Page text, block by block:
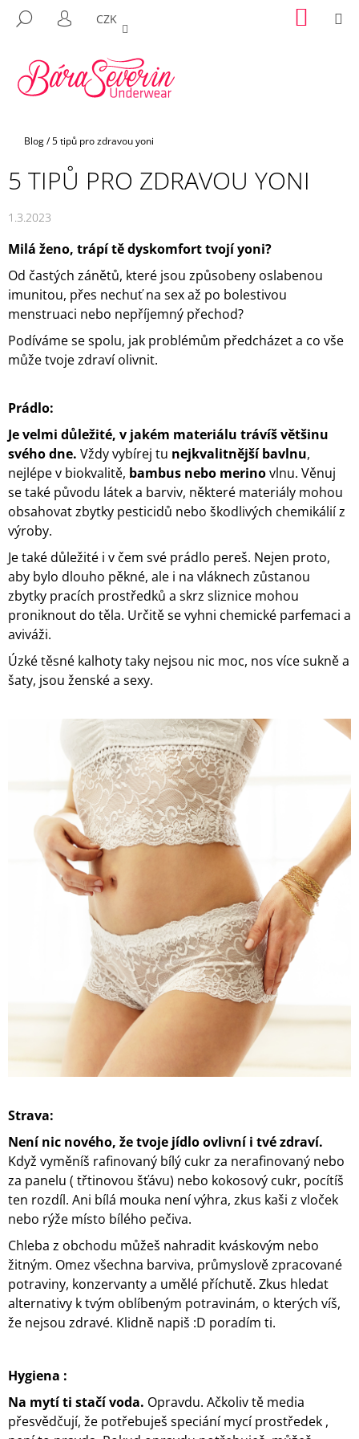
HLEDAT
PŘIHLÁŠENÍ
CZK KOŠÍK
Domů
Blog/5 tipů pro zdravou yoni
5 TIPŮ PRO ZDRAVOU YONI
1.3.2023
Milá ženo, trápí tě dyskomfort tvojí yoni?
Od častých zánětů, které jsou způsobeny oslabenou
imunitou, přes nechuť na sex až po bolestivou
menstruaci nebo nepříjemný přechod?
Podíváme se spolu, jak problémům předcházet a co vše
může tvoje zdraví olivnit.
Prádlo:
Je velmi důležité, v jakém materiálu trávíš většinu
svého dne. Vždy vybírej tu nejkvalitnější bavlnu,
nejlépe v biokvalitě, bambus nebo merinovlnu. Věnuj
se také původu látek a barviv, některé materiály mohou
obsahovat zbytky pesticidů nebo škodlivých chemikálií z
výroby.
Je také důležité i v čem své prádlo pereš. Nejen proto,
aby bylo dlouho pěkné, ale i na vláknech zůstanou
zbytky pracích prostředků a skrz sliznice mohou
proniknout do těla. Určitě se vyhni chemické parfemaci a
aviváži.
Úzké těsné kalhoty taky nejsou nic moc, nos více sukně a
šaty, jsou ženské a sexy.
Strava:
Není nic nového, že tvoje jídlo ovlivní i tvé zdraví.
Když vyměníš rafinovaný bílý cukr za nerafinovaný nebo
za panelu ( třtinovou šťávu) nebo kokosový cukr, pocítíš
ten rozdíl. Ani bílá mouka není výhra, zkus kaši z vloček
nebo rýže místo bílého pečiva.
Chleba z obchodu můžeš nahradit kváskovým nebo
žitným. Omez všechna barviva, průmyslově zpracované
potraviny, konzervanty a umělé příchutě. Zkus hledat
alternativy k tvým oblíbeným potravinám, o kterých víš,
že nejsou zdravé. Klidně napiš :D poradím ti.
Hygiena :
Na mytí ti stačí voda. Opravdu. Ačkoliv tě media
přesvědčují, že potřebuješ speciání mycí prostředek ,
C
O
T
Ř
E
U
J
E
T
E
N
J
Í
T
?
D
O
P
O
R
U
KALHOTKY
MÍRU